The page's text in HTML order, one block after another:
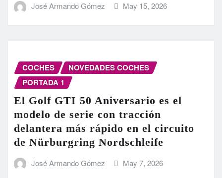
José Armando Gómez May 15, 2026
COCHES
NOVEDADES COCHES
PORTADA 1
El Golf GTI 50 Aniversario es el
modelo de serie con tracción
delantera más rápido en el circuito
de Nürburgring Nordschleife
José Armando Gómez May 7, 2026